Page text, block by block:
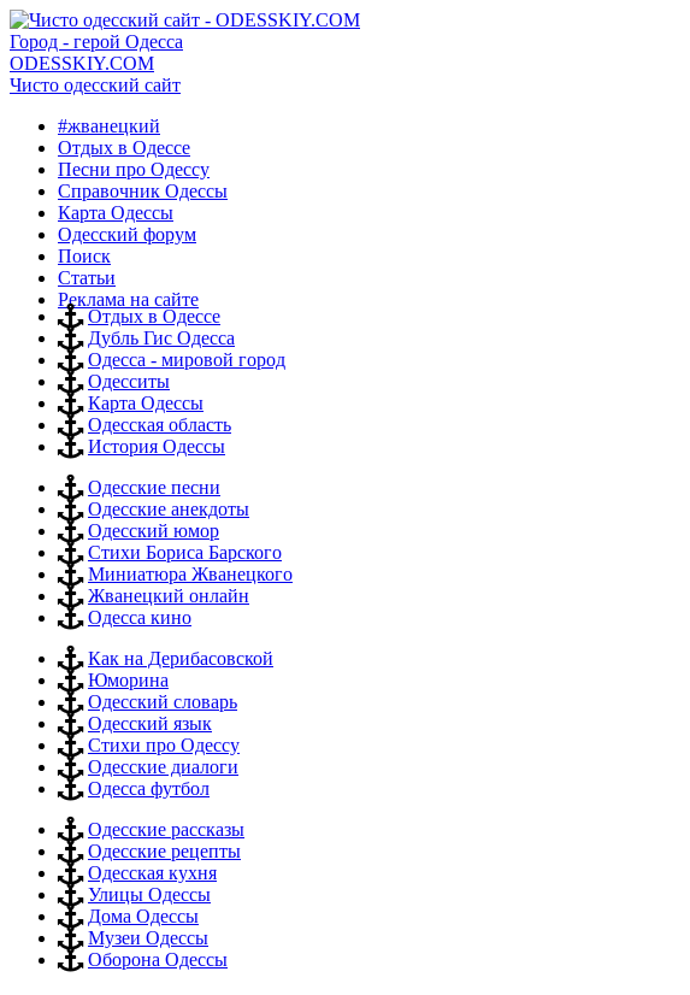
Город - герой Одесса
ODESSKIY.COM
Чисто одесский сайт
#жванецкий
Отдых в Одессе
Песни про Одессу
Справочник Одессы
Карта Одессы
Одесский форум
Поиск
Статьи
Реклама на сайте
Отдых в Одессе
Дубль Гис Одесса
Одесса - мировой город
Одесситы
Карта Одессы
Одесская область
История Одессы
Одесские песни
Одесские анекдоты
Одесский юмор
Стихи Бориса Барского
Миниатюра Жванецкого
Жванецкий онлайн
Одесса кино
Как на Дерибасовской
Юморина
Одесский словарь
Одесский язык
Стихи про Одессу
Одесские диалоги
Одесса футбол
Одесские рассказы
Одесские рецепты
Одесская кухня
Улицы Одессы
Дома Одессы
Музеи Одессы
Оборона Одессы